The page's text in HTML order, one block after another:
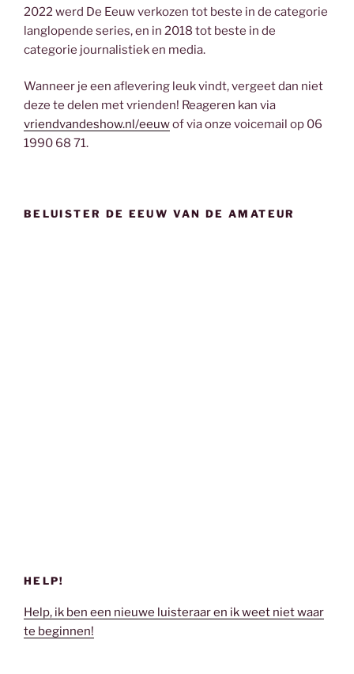
2022 werd De Eeuw verkozen tot beste in de categorie
langlopende series, en in 2018 tot beste in de
categorie journalistiek en media.
Wanneer je een aflevering leuk vindt, vergeet dan niet
deze te delen met vrienden! Reageren kan via
vriendvandeshow.nl/eeuwof via onze voicemail op 06
1990 68 71.
BELUISTER DE EEUW VAN DE AMATEUR
HELP!
Help, ik ben een nieuwe luisteraar en ik weet niet waar
te beginnen!